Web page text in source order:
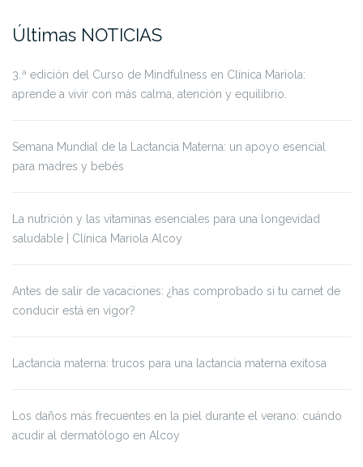
Últimas NOTICIAS
3.ª edición del Curso de Mindfulness en Clínica Mariola:
aprende a vivir con más calma, atención y equilibrio.
Semana Mundial de la Lactancia Materna: un apoyo esencial
para madres y bebés
La nutrición y las vitaminas esenciales para una longevidad
saludable | Clínica Mariola Alcoy
Antes de salir de vacaciones: ¿has comprobado si tu carnet de
conducir está en vigor?
Lactancia materna: trucos para una lactancia materna exitosa
Los daños más frecuentes en la piel durante el verano: cuándo
acudir al dermatólogo en Alcoy